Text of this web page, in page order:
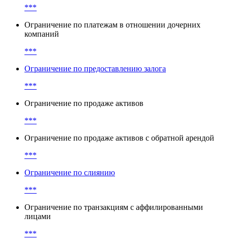
***
Ограничение по платежам в отношении дочерних
компаний
***
Ограничение по предоставлению залога
***
Ограничение по продаже активов
***
Ограничение по продаже активов с обратной арендой
***
Ограничение по слиянию
***
Ограничение по транзакциям с аффилированными
лицами
***